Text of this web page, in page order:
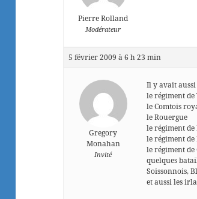
Pierre Rolland
Modérateur
5 février 2009 à 6 h 23 min
Gregory
Monahan
Invité
Il y avait aussi
le régiment
le Comtois
le Rouergue
le régiment
le régiment
le régiment de
quelques
Soissonnois,
et aussi les